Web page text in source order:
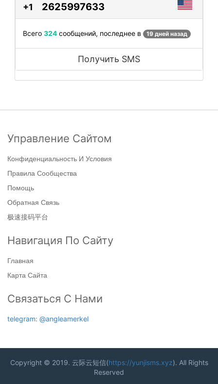
+1 2625997633
Всего 324 сообщений, последнее в 19 дней назад
Получить SMS
Управление Сайтом
Конфиденциальность И Условия
Правила Сообщества
Помощь
Обратная Связь
极速接码平台
Навигация По Сайту
Главная
Карта Сайта
Связаться С Нами
telegram: @angleamerkel
Copyright © 2019. 云际云短信(https://yunjisms.xyz). All Rights
Reserved